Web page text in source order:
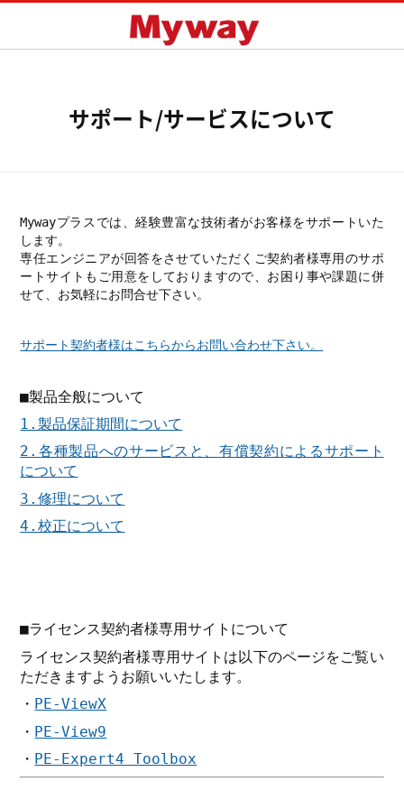
サポート/サービスについて
Mywayプラスでは、経験豊富な技術者がお客様をサポートいた
します。
専任エンジニアが回答をさせていただくご契約者様専用のサポ
ートサイトもご用意をしておりますので、お困り事や課題に併
せて、お気軽にお問合せ下さい。
サポート契約者様はこちらからお問い合わせ下さい。
■製品全般について
1.製品保証期間について
2.各種製品へのサービスと、有償契約によるサポート
について
3.修理について
4.校正について
■ライセンス契約者様専用サイトについて
ライセンス契約者様専用サイトは以下のページをご覧い
ただきますようお願いいたします。
・ PE-ViewX
・ PE-View9
・ PE-Expert4 Toolbox